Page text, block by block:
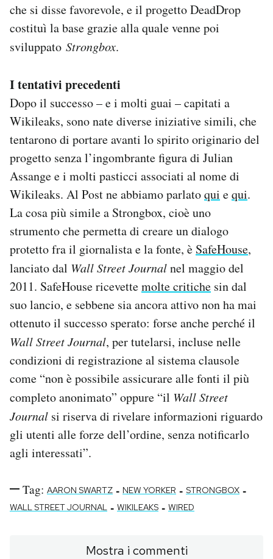
che si disse favorevole, e il progetto DeadDrop
costituì la base grazie alla quale venne poi
sviluppato Strongbox.
I tentativi precedenti
Dopo il successo – e i molti guai – capitati a
Wikileaks, sono nate diverse iniziative simili, che
tentarono di portare avanti lo spirito originario del
progetto senza l’ingombrante figura di Julian
Assange e i molti pasticci associati al nome di
Wikileaks. Al Post ne abbiamo parlatoqui equi.
La cosa più simile a Strongbox, cioè uno
strumento che permetta di creare un dialogo
protetto fra il giornalista e la fonte, è SafeHouse,
lanciato dal Wall Street Journalnel maggio del
2011. SafeHouse ricevettemolte critiche sin dal
suo lancio, e sebbene sia ancora attivo non ha mai
ottenuto il successo sperato: forse anche perché il
Wall Street Journal, per tutelarsi, incluse nelle
condizioni di registrazione al sistema clausole
come “non è possibile assicurare alle fonti il più
completo anonimato” oppure “il Wall Street
Journal si riserva di rivelare informazioni riguardo
gli utenti alle forze dell’ordine, senza notificarlo
agli interessati”.
Tag: AARON SWARTZ - NEW YORKER - STRONGBOX -
WALL STREET JOURNAL - WIKILEAKS - WIRED
Mostra i commenti